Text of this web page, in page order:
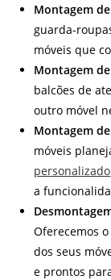
Montagem
guarda-
móveis que
Montagem
balcões de
outro móvel
Montagem
móveis
personalizado
a
Oferecemos
dos seus
e prontos